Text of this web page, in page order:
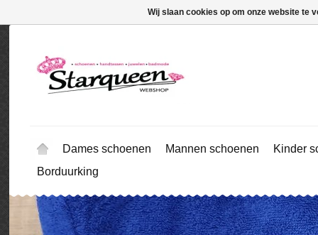
Dames schoenen Mannen schoenen
Kinder
Borduurking
Wij slaan cookies op om onze website te